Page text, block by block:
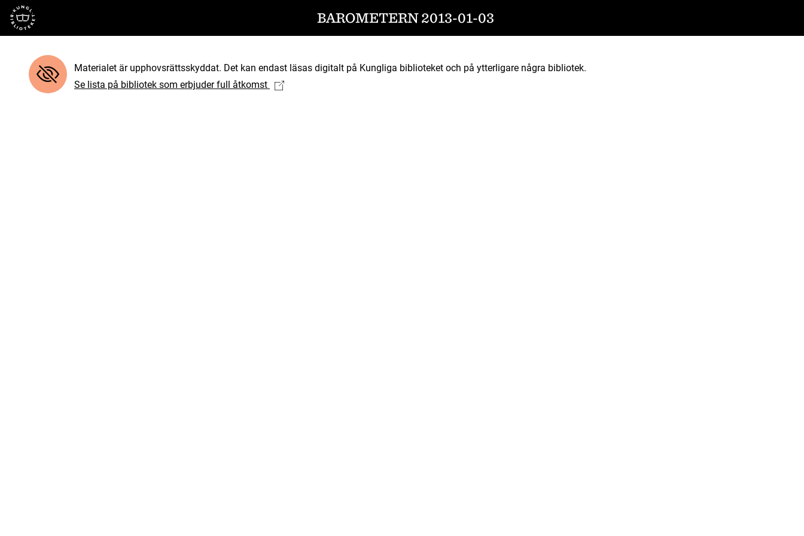
Till startsidan BAROMETERN 2013-01-03
Materialet är upphovsrättsskyddat. Det kan endast läsas digitalt på Kungliga biblioteket och på ytterligare några bibliotek.
Se lista på bibliotek som erbjuder full åtkomst